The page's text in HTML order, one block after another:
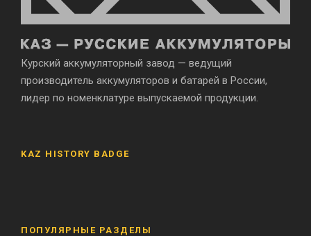
Курский аккумуляторный завод — ведущий
производитель аккумуляторов и батарей в России,
лидер по номенклатуре выпускаемой продукции.
KAZ HISTORY BADGE
ПОПУЛЯРНЫЕ РАЗДЕЛЫ